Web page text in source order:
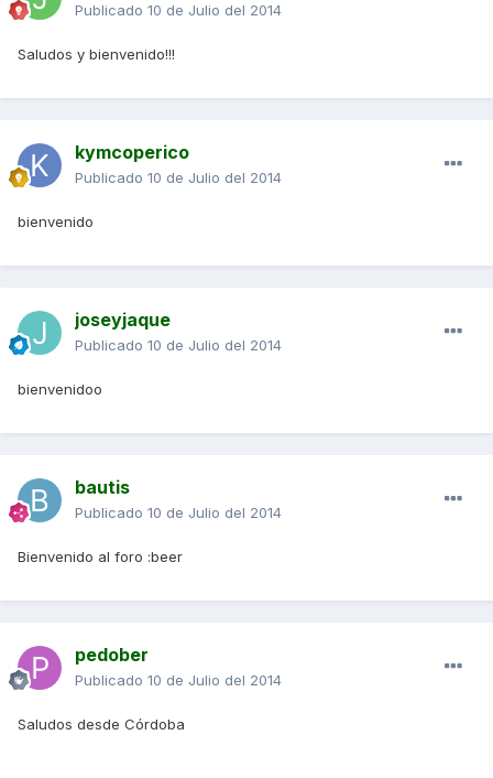
Publicado 10 de Julio del 2014
Saludos y bienvenido!!!
kymcoperico
Publicado 10 de Julio del 2014
bienvenido
joseyjaque
Publicado 10 de Julio del 2014
bienvenidoo
bautis
Publicado 10 de Julio del 2014
Bienvenido al foro :beer
pedober
Publicado 10 de Julio del 2014
Saludos desde Córdoba